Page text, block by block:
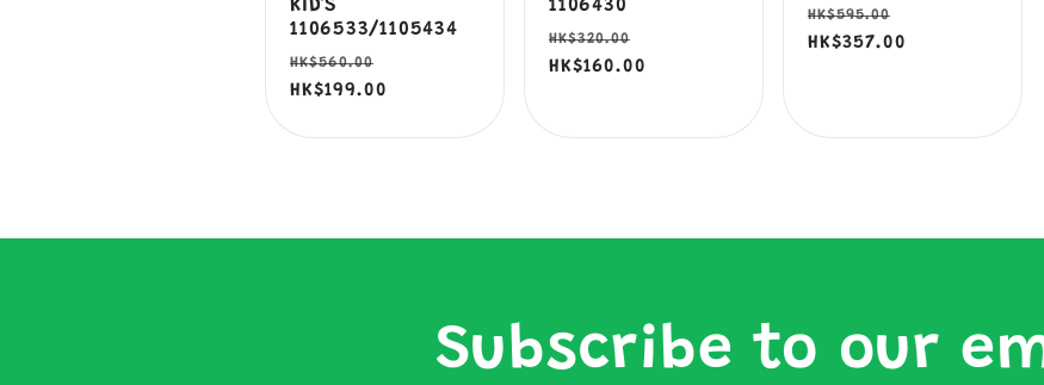
KID'S
1106533/1105434
定
價
HK$560.00
HK$199.00
1106430
定
價
HK$320.00
價
HK$160.00
定
價
HK$595.00
價
HK$357.00
Subscribe to our